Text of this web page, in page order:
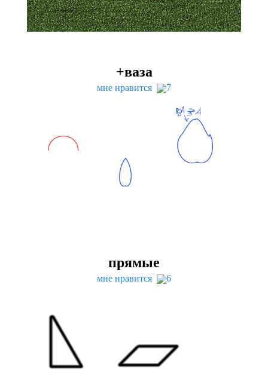
+ваза
мне нравится 7
прямые
мне нравится 6